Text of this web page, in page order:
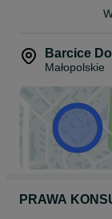
Barcice
Małopolskie
PRAWA